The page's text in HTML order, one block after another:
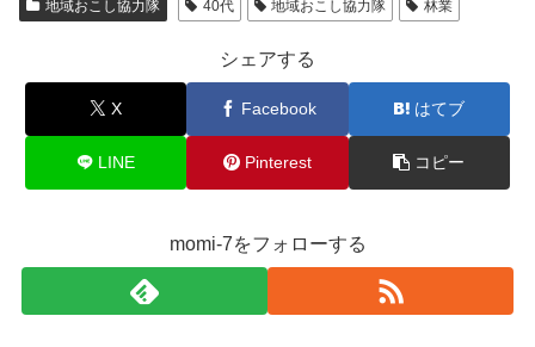
地域おこし協力隊 40代 地域おこし協力隊 林業
シェアする
X Facebook はてブ
LINE Pinterest コピー
momi-7をフォローする